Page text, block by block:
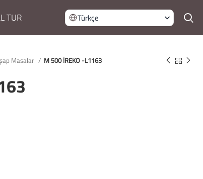
TUR Türkçe
Masalar M 500 İREKO -L1163